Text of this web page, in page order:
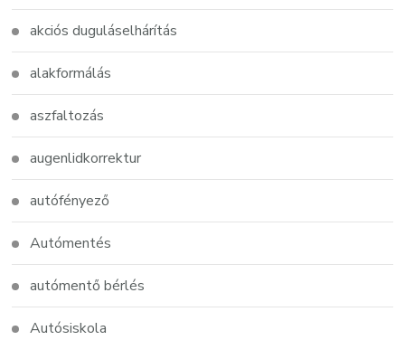
akciós duguláselhárítás
alakformálás
aszfaltozás
augenlidkorrektur
autófényező
Autómentés
autómentő bérlés
Autósiskola